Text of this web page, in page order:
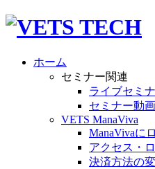
ホーム
セミナー関連
ライブセミ
セミナー動画
VETS ManaViva
ManaVivaに
アクセス・
決済方法の